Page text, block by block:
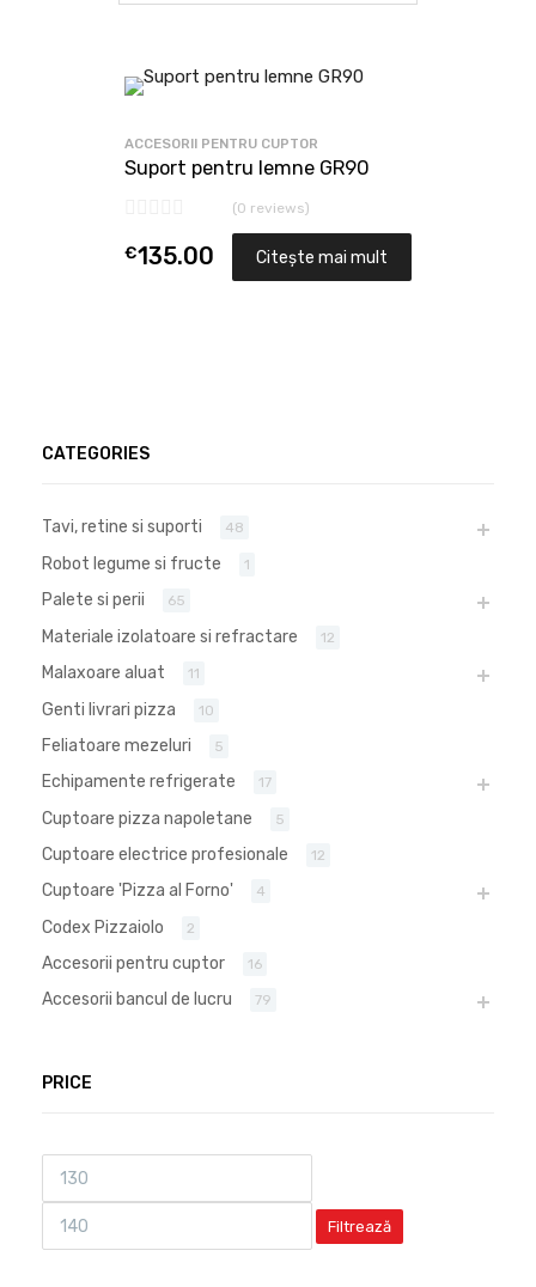
ACCESORII PENTRU CUPTOR
Suport pentru lemne GR90
(0 reviews)
€135.00 Citește mai mult
CATEGORIES
Tavi, retine si suporti 48
Robot legume si fructe 1
Palete si perii 65
Materiale izolatoare si refractare 12
Malaxoare aluat 11
Genti livrari pizza 10
Feliatoare mezeluri 5
Echipamente refrigerate 17
Cuptoare pizza napoletane 5
Cuptoare electrice profesionale 12
Cuptoare 'Pizza al Forno' 4
Codex Pizzaiolo 2
Accesorii pentru cuptor 16
Accesorii bancul de lucru 79
PRICE
Filtrează